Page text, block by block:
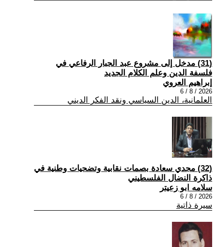
(31) مدخل إلى مشروع عبد الجبار الرفاعي في
فلسفة الدين وعلم الكلام الجديد
إبراهيم العروي
2026 / 8 / 6
العلمانية، الدين السياسي ونقد الفكر الديني
(32) مجدي سعادة بصمات نقابية وتضحيات وطنية في
ذاكرة النضال الفلسطيني
سلامه ابو زعيتر
2026 / 8 / 6
سيرة ذاتية